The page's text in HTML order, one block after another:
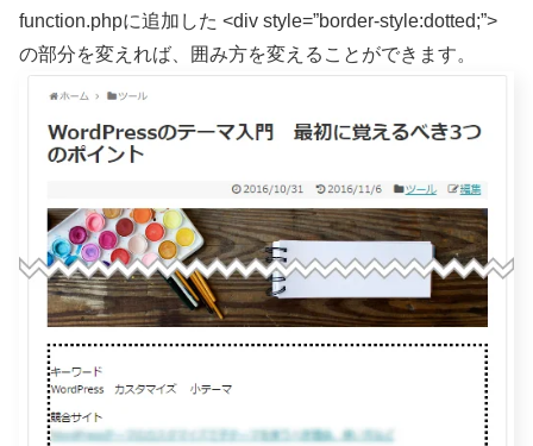
function.phpに追加した <div style=”border-style:dotted;”>
の部分を変えれば、囲み方を変えることができます。